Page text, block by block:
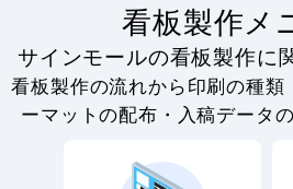
看板製作メ
サインモールの看板製作に
看板製作の流れから印刷の種類
ーマットの配布・入稿データ